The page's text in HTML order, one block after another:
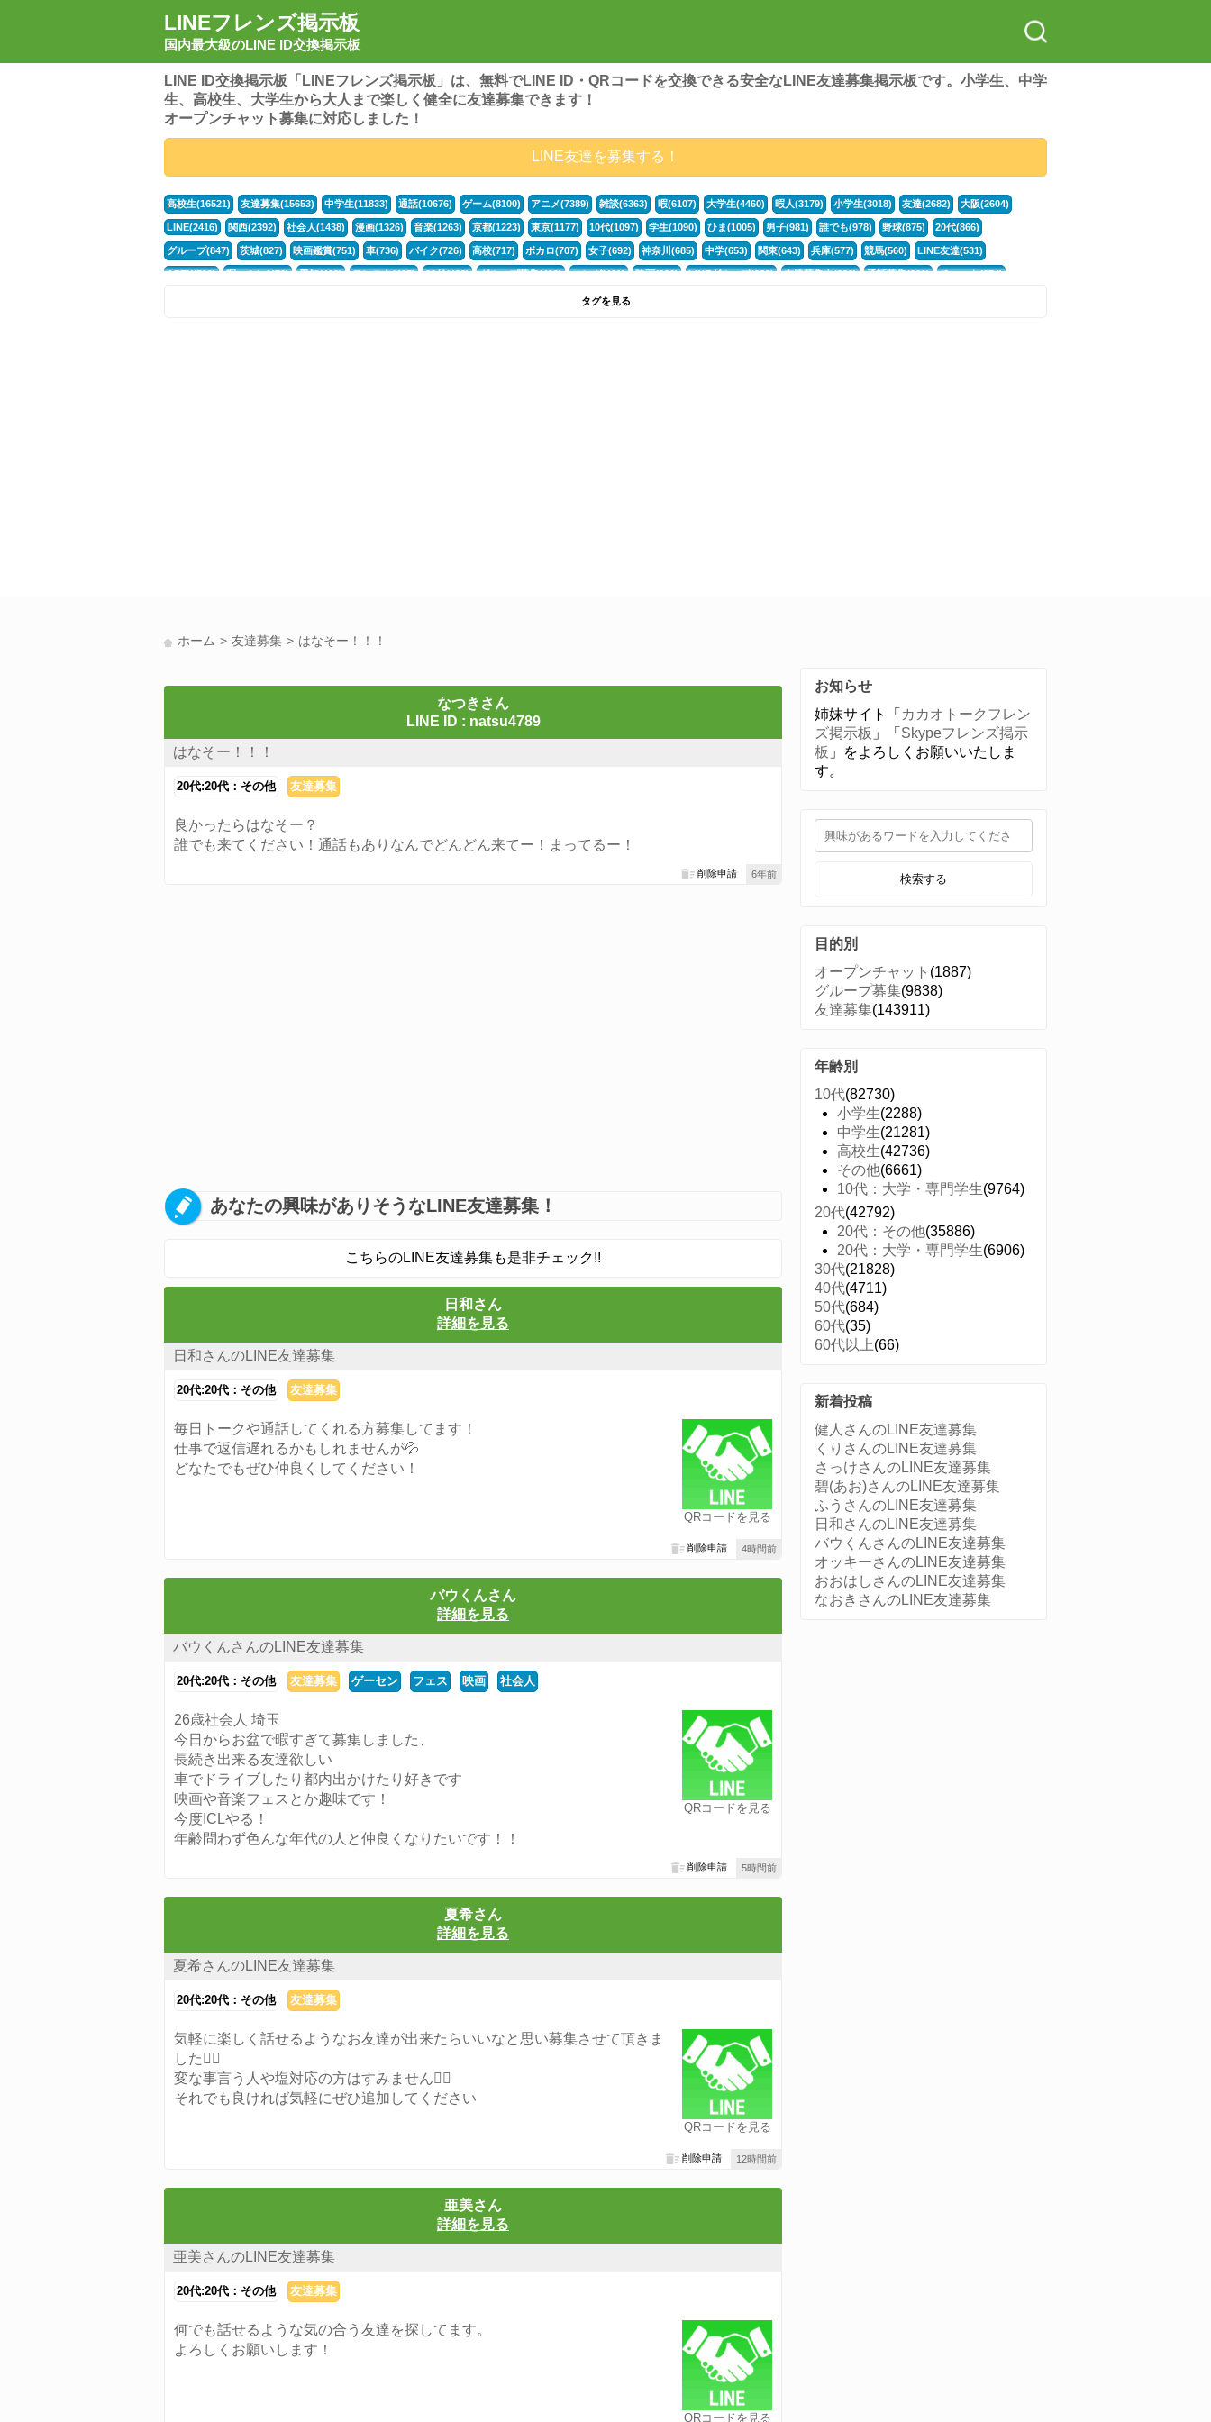
LINEフレンズ掲示板
国内最大級のLINE ID交換掲示板
LINE ID交換掲示板「LINEフレンズ掲示板」は、無料でLINE ID・QRコードを交換できる安全なLINE友達募集掲示板です。小学生、中学
生、高校生、大学生から大人まで楽しく健全に友達募集できます！
オープンチャット募集に対応しました！
LINE友達を募集する！
高校生(16521) 友達募集(15653) 中学生(11833) 通話(10676) ゲーム(8100) アニメ(7389) 雑談(6363) 暇(6107) 大学生(4460) 暇人(3179) 小学生(3018) 友達(2682) 大阪(2604)
LINE(2416) 関西(2392) 社会人(1438) 漫画(1326) 音楽(1263) 京都(1223) 東京(1177) 10代(1097) 学生(1090) ひま(1005) 男子(981) 誰でも(978) 野球(875) 20代(866)
グループ(847) 茨城(827) 映画鑑賞(751) 車(736) バイク(726) 高校(717) ボカロ(707) 女子(692) 神奈川(685) 中学(653) 関東(643) 兵庫(577) 競馬(560) LINE友達(531)
APEX(519) 暇つぶし(476) 愛知(468) モンスト(465) 30代(433) グループ募集(412) マンガ(401) 映画(396) LINEグループ(388) 友達募集中(382) 通話募集(381) チャット(374)
フォートナイト(320)
タグを見る
ホーム 友達募集 はなそー！！！
なつきさん
LINE ID : natsu4789
はなそー！！！
20代:20代：その他 友達募集
良かったらはなそー？
誰でも来てください！通話もありなんでどんどん来てー！まってるー！
6年前
削除申請
あなたの興味がありそうなLINE友達募集！
こちらのLINE友達募集も是非チェック!!
日和さん
詳細を見る
日和さんのLINE友達募集
20代:20代：その他 友達募集
QRコードを見る
毎日トークや通話してくれる方募集してます！
仕事で返信遅れるかもしれませんが💦
どなたでもぜひ仲良くしてください！
4時間前
削除申請
バウくんさん
詳細を見る
バウくんさんのLINE友達募集
20代:20代：その他 友達募集 ゲーセン フェス 映画 社会人
QRコードを見る
26歳社会人 埼玉
今日からお盆で暇すぎて募集しました、
長続き出来る友達欲しい
車でドライブしたり都内出かけたり好きです
映画や音楽フェスとか趣味です！
今度ICLやる！
年齢問わず色んな年代の人と仲良くなりたいです！！
5時間前
削除申請
夏希さん
詳細を見る
夏希さんのLINE友達募集
20代:20代：その他 友達募集
QRコードを見る
気軽に楽しく話せるようなお友達が出来たらいいなと思い募集させて頂きま
した🙆‍♀️
変な事言う人や塩対応の方はすみません🙇‍♀️
それでも良ければ気軽にぜひ追加してください
12時間前
削除申請
亜美さん
詳細を見る
亜美さんのLINE友達募集
20代:20代：その他 友達募集
QRコードを見る
何でも話せるような気の合う友達を探してます。
よろしくお願いします！
お知らせ
姉妹サイト「 カカオトークフレン
ズ掲示板 」「 Skypeフレンズ掲示
板 」をよろしくお願いいたしま
す。
検索する
目的別
オープンチャット (1887)
グループ募集(9838)
友達募集(143911)
年齢別
10代(82730)
小学生(2288)
中学生(21281)
高校生(42736)
その他(6661)
10代：大学・専門学生(9764)
20代(42792)
20代：その他(35886)
20代：大学・専門学生(6906)
30代(21828)
40代(4711)
50代(684)
60代(35)
60代以上(66)
新着投稿
健人さんのLINE友達募集
くりさんのLINE友達募集
さっけさんのLINE友達募集
碧(あお)さんのLINE友達募集
ふうさんのLINE友達募集
日和さんのLINE友達募集
バウくんさんのLINE友達募集
オッキーさんのLINE友達募集
おおはしさんのLINE友達募集
なおきさんのLINE友達募集